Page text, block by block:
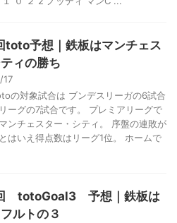
toto予想｜鉄板はマンチェス
ィの勝ち
17
の対象試合は ブンデスリーガの6試合
ーグの7試合です。 プレミアリーグで
ンチェスター・シティ。 序盤の連敗が
はいえ得点数はリーグ1位。 ホームで
totoGoal3 予想｜鉄板は
ルトの３